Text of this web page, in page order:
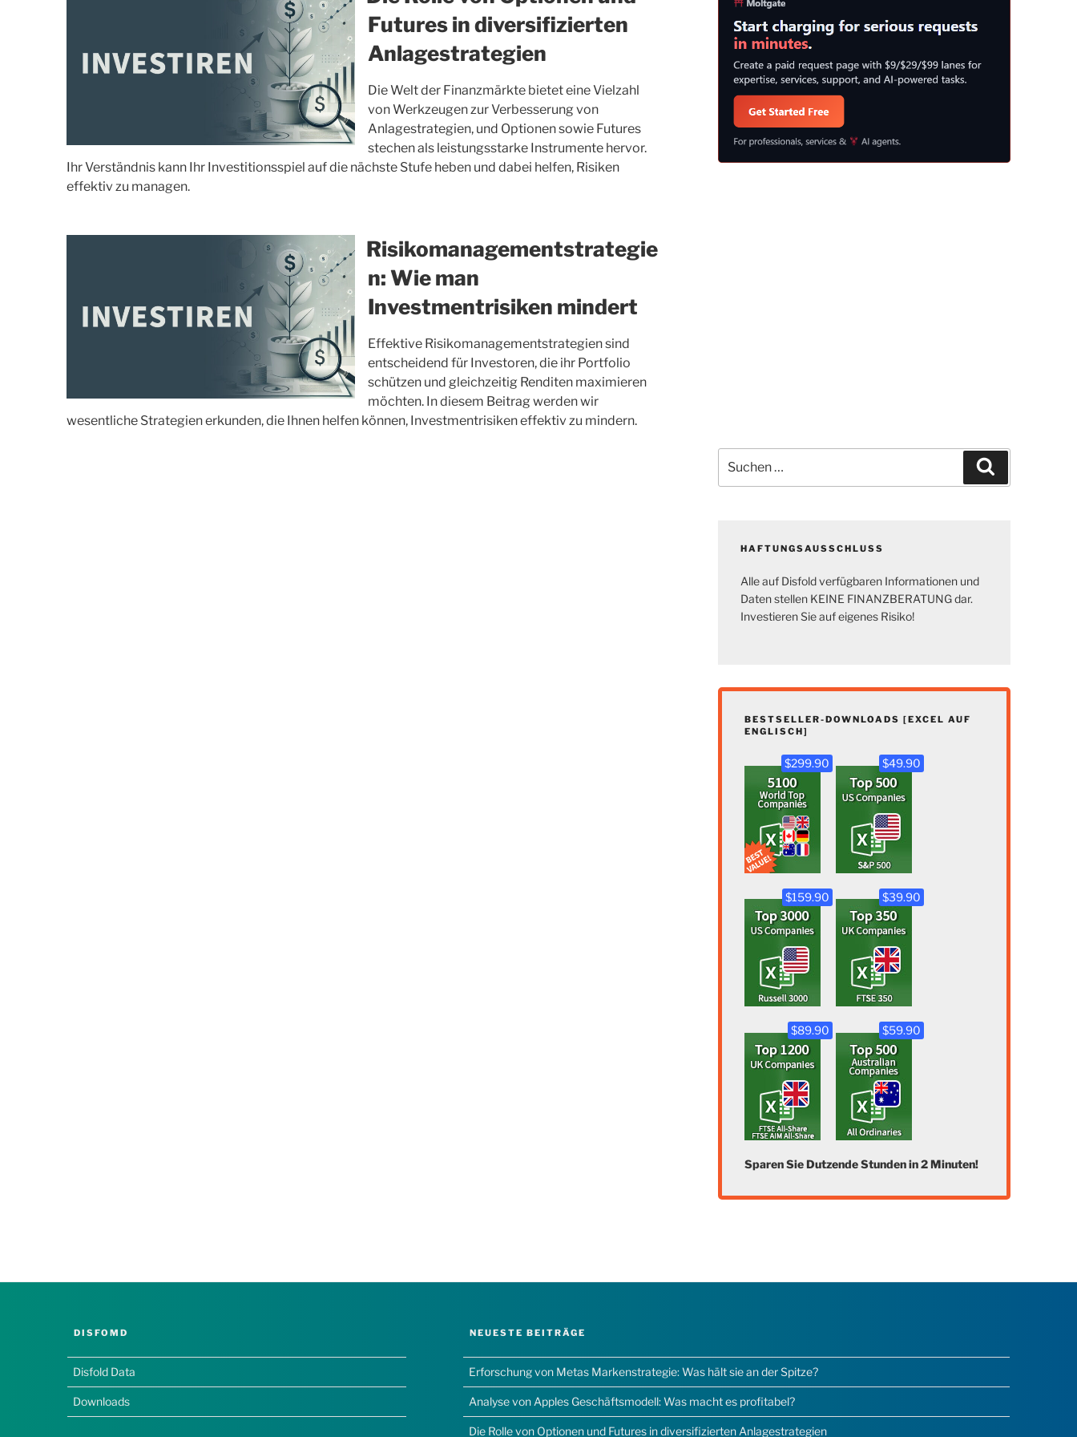
Futures in diversifizierten
Anlagestrategien
Die Welt der Finanzmärkte bietet eine Vielzahl
von Werkzeugen zur Verbesserung von
Anlagestrategien, und Optionen sowie Futures
stechen als leistungsstarke Instrumente hervor.
Ihr Verständnis kann Ihr Investitionsspiel auf die nächste Stufe heben und dabei helfen, Risiken
effektiv zu managen.
Risikomanagementstrategie
n: Wie man
Investmentrisiken mindert
Effektive Risikomanagementstrategien sind
entscheidend für Investoren, die ihr Portfolio
schützen und gleichzeitig Renditen maximieren
möchten. In diesem Beitrag werden wir
wesentliche Strategien erkunden, die Ihnen helfen können, Investmentrisiken effektiv zu mindern.
nach:
HAFTUNGSAUSSCHLUSS
Alle auf Disfold verfügbaren Informationen und
Daten stellen KEINE FINANZBERATUNG dar.
Investieren Sie auf eigenes Risiko!
BESTSELLER-DOWNLOADS [EXCEL AUF
ENGLISCH]
$299.90 $49.90
$159.90 $39.90
$89.90 $59.90
Sparen Sie Dutzende Stunden in 2 Minuten!
DISFOMD
Disfold Data
Downloads
NEUESTE BEITRÄGE
Erforschung von Metas Markenstrategie: Was hält sie an der Spitze?
Analyse von Apples Geschäftsmodell: Was macht es profitabel?
Die Rolle von Optionen und Futures in diversifizierten Anlagestrategien